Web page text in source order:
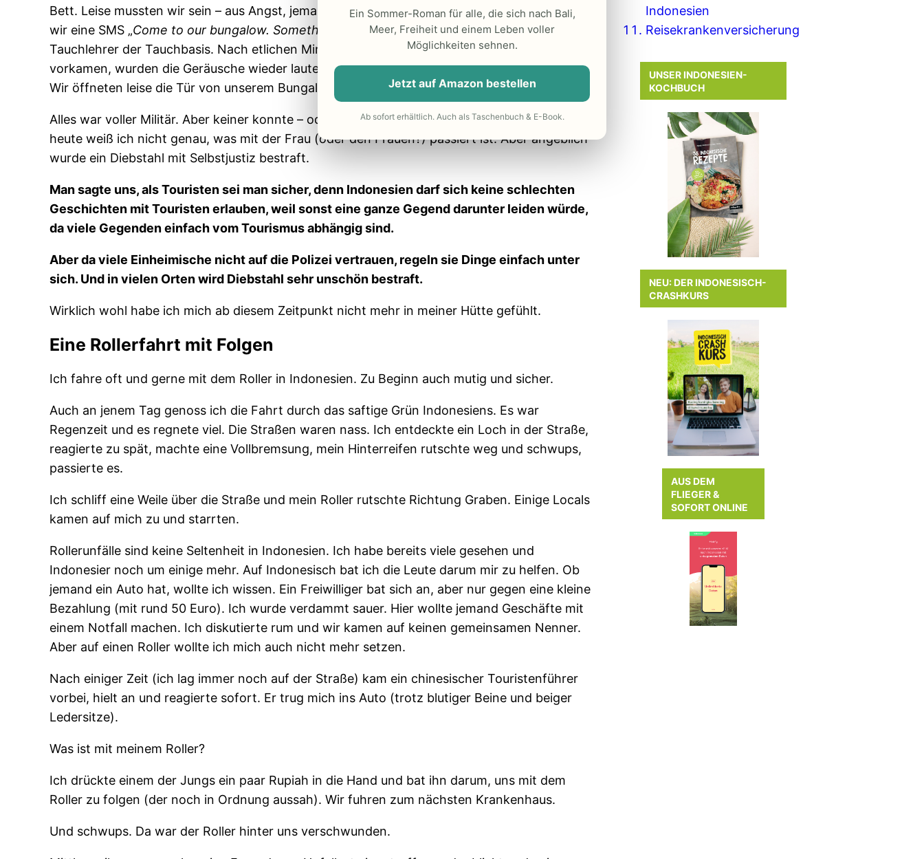
Bett. Leise mussten wir sein – aus Angst, jemand könnte uns wahrnehmen. Heimlich tippten
wir eine SMS „Come to our bungalow. Something happened. We are scared “ an den
Tauchlehrer der Tauchbasis. Nach etlichen Minuten, die uns wie Stunden – voller Angst –
vorkamen, wurden die Geräusche wieder lauter. Diesmal hörten wir auch bekannte Stimmen.
Wir öffneten leise die Tür von unserem Bungalow.
Alles war voller Militär. Aber keiner konnte – oder wollte – uns sagen, was passiert ist. Bis
heute weiß ich nicht genau, was mit der Frau (oder den Frauen?) passiert ist. Aber angeblich
wurde ein Diebstahl mit Selbstjustiz bestraft.
Man sagte uns, als Touristen sei man sicher, denn Indonesien darf sich keine schlechten
Geschichten mit Touristen erlauben, weil sonst eine ganze Gegend darunter leiden würde,
da viele Gegenden einfach vom Tourismus abhängig sind.
Aber da viele Einheimische nicht auf die Polizei vertrauen, regeln sie Dinge einfach unter
sich. Und in vielen Orten wird Diebstahl sehr unschön bestraft.
Wirklich wohl habe ich mich ab diesem Zeitpunkt nicht mehr in meiner Hütte gefühlt.
Eine Rollerfahrt mit Folgen
Ich fahre oft und gerne mit dem Roller in Indonesien. Zu Beginn auch mutig und sicher.
Auch an jenem Tag genoss ich die Fahrt durch das saftige Grün Indonesiens. Es war
Regenzeit und es regnete viel. Die Straßen waren nass. Ich entdeckte ein Loch in der Straße,
reagierte zu spät, machte eine Vollbremsung, mein Hinterreifen rutschte weg und schwups,
passierte es.
Ich schliff eine Weile über die Straße und mein Roller rutschte Richtung Graben. Einige Locals
kamen auf mich zu und starrten.
Rollerunfälle sind keine Seltenheit in Indonesien. Ich habe bereits viele gesehen und
Indonesier noch um einige mehr. Auf Indonesisch bat ich die Leute darum mir zu helfen. Ob
jemand ein Auto hat, wollte ich wissen. Ein Freiwilliger bat sich an, aber nur gegen eine kleine
Bezahlung (mit rund 50 Euro). Ich wurde verdammt sauer. Hier wollte jemand Geschäfte mit
einem Notfall machen. Ich diskutierte rum und wir kamen auf keinen gemeinsamen Nenner.
Aber auf einen Roller wollte ich mich auch nicht mehr setzen.
Nach einiger Zeit (ich lag immer noch auf der Straße) kam ein chinesischer Touristenführer
vorbei, hielt an und reagierte sofort. Er trug mich ins Auto (trotz blutiger Beine und beiger
Ledersitze).
Was ist mit meinem Roller?
Ich drückte einem der Jungs ein paar Rupiah in die Hand und bat ihn darum, uns mit dem
Roller zu folgen (der noch in Ordnung aussah). Wir fuhren zum nächsten Krankenhaus.
Und schwups. Da war der Roller hinter uns verschwunden.
Indonesien
Reisekrankenversicherung
UNSER INDONESIEN-
KOCHBUCH
NEU: DER INDONESISCH-
CRASHKURS
AUS DEM
FLIEGER &
SOFORT ONLINE
Ein Sommer-Roman für alle, die sich nach Bali,
Meer, Freiheit und einem Leben voller
Möglichkeiten sehnen.
Jetzt auf Amazon bestellen
Ab sofort erhältlich. Auch als Taschenbuch & E-Book.